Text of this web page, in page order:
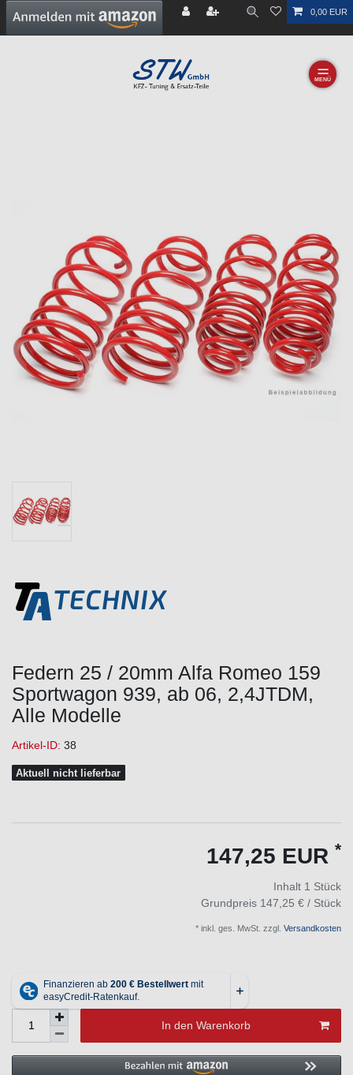
0,00 EUR
☰
Federn 25 / 20mm Alfa Romeo 159
Sportwagon 939, ab 06, 2,4JTDM,
Alle Modelle
Artikel-ID: 38
Aktuell nicht lieferbar
147,25 EUR *
Inhalt 1 Stück
Grundpreis 147,25 € / Stück
* inkl. ges. MwSt. zzgl. Versandkosten
In den Warenkorb